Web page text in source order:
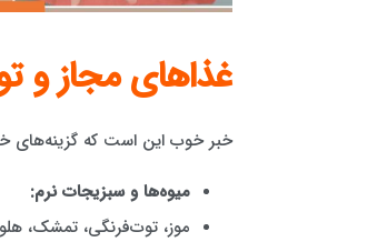
غذاهای مجاز و
خبر خوب این است که گزینه‌های
میوه‌ها و سبزیجات نرم:
موز، توت‌فرنگی، تمشک،